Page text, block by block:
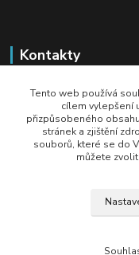
Kontakty
Michal Tranta
+420 777 217 687
(Po-Pá, 8-18 hod.)
info@dobryzbozi.cz
Tento web používá
cílem vylepšení
přizpůsobeného
stránek a zjištění
souborů, které se do
můžete